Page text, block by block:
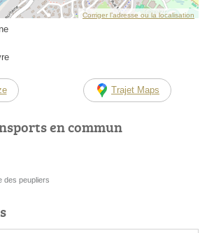
Corriger l’adresse ou la localisation
Trajet Maps
en commun
des peupliers